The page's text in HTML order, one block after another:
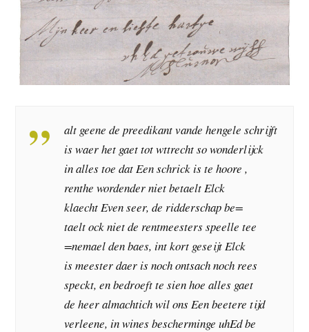
alt geene de preedikant vande hengele schrijft
is waer het gaet tot wttrecht so wonderlijck
in alles toe dat Een schrick is te hoore ,
renthe wordender niet betaelt Elck
klaecht Even seer, de ridderschap be=
taelt ock niet de rentmeesters speelle tee
=nemael den baes, int kort geseijt Elck
is meester daer is noch ontsach noch rees
speckt, en bedroeft te sien hoe alles gaet
de heer almachtich wil ons Een beetere tijd
verleene, in wines bescherminge uhEd be